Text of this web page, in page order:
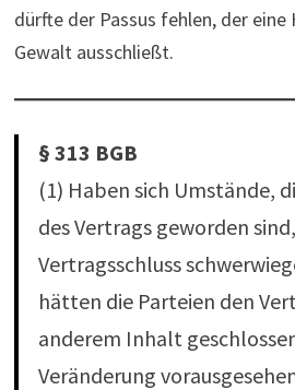
dürfte der Passus fehlen, der
Gewalt ausschließt.
§ 313 BGB
(1) Haben sich Umstände,
des Vertrags geworden
Vertragsschluss
hätten die Parteien den
anderem Inhalt
Veränderung